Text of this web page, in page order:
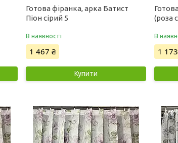
Готова фіранка, арка Батист
Піон сірий 5
В наявності
1 467 ₴
Купити
(роза
В
1